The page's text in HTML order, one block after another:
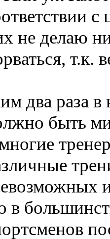
не делаю
т.к.
два раза в
быть
в